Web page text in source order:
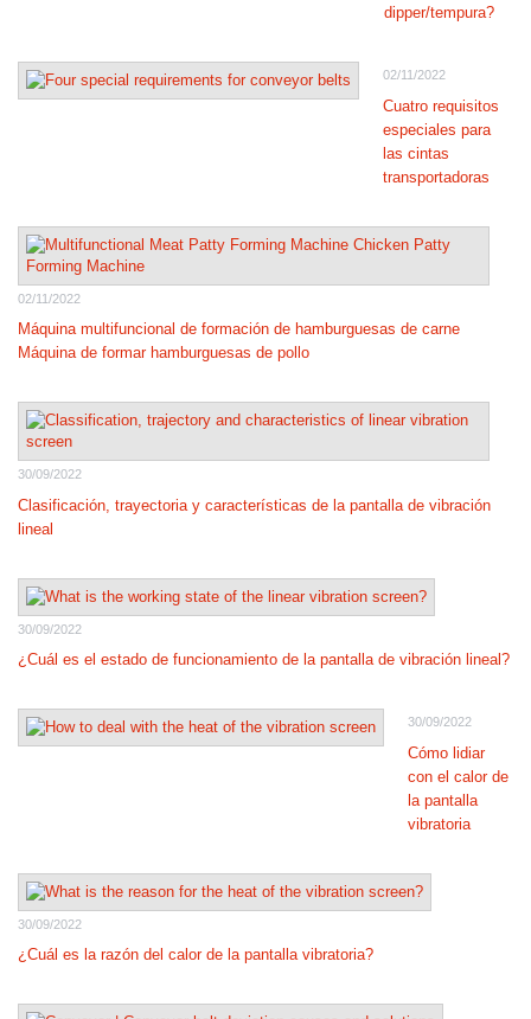
dipper/tempura?
02/11/2022
Cuatro requisitos
especiales para
las cintas
transportadoras
02/11/2022
Máquina multifuncional de formación de hamburguesas de carne
Máquina de formar hamburguesas de pollo
30/09/2022
Clasificación, trayectoria y características de la pantalla de vibración
lineal
30/09/2022
¿Cuál es el estado de funcionamiento de la pantalla de vibración lineal?
30/09/2022
Cómo lidiar
con el calor de
la pantalla
vibratoria
30/09/2022
¿Cuál es la razón del calor de la pantalla vibratoria?